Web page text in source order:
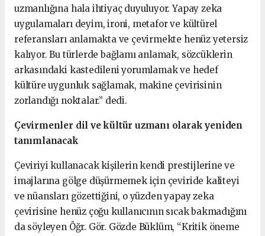
uzmanlığına hala ihtiyaç duyuluyor. Yapay zeka
uygulamaları deyim, ironi, metafor ve kültürel
referansları anlamakta ve çevirmekte henüz yetersiz
kalıyor. Bu türlerde bağlamı anlamak, sözcüklerin
arkasındaki kastedileni yorumlamak ve hedef
kültüre uygunluk sağlamak, makine çevirisinin
zorlandığı noktalar.” dedi.
Çevirmenler dil ve kültür uzmanı olarak yeniden
tanımlanacak
Çeviriyi kullanacak kişilerin kendi prestijlerine ve
imajlarına gölge düşürmemek için çeviride kaliteyi
ve nüansları gözettiğini, o yüzden yapay zeka
çevirisine henüz çoğu kullanıcının sıcak bakmadığını
da söyleyen Öğr. Gör. Gözde Büklüm, “Kritik öneme